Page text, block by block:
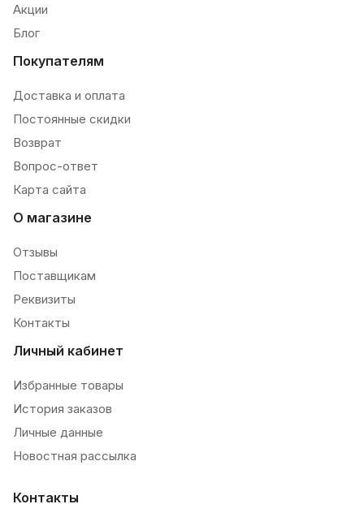
Акции
Блог
Покупателям
Доставка и оплата
Постоянные скидки
Возврат
Вопрос-ответ
Карта сайта
О магазине
Отзывы
Поставщикам
Реквизиты
Контакты
Личный кабинет
Избранные товары
История заказов
Личные данные
Новостная рассылка
Контакты